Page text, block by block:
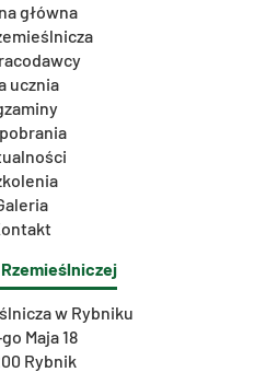
główna
ucznia
Rzemieślniczej
w Rybniku
Maja 18
Rybnik